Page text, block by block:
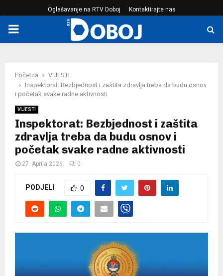
Oglašavanje na RTV Doboj Kontaktirajte nas
PRIMARY
Početna
VIJESTI
Inspektorat: Bezbjednost i zaštita zdravlja treba da budu osnov
i početak svake radne aktivnosti
VIJESTI
Inspektorat: Bezbjednost i zaštita
zdravlja treba da budu osnov i
početak svake radne aktivnosti
27. Aprila 2026. 0
PODJELI 0